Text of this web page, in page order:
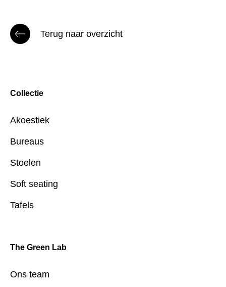
Terug naar overzicht
Collectie
Akoestiek
Bureaus
Stoelen
Soft seating
Tafels
The Green Lab
Ons team